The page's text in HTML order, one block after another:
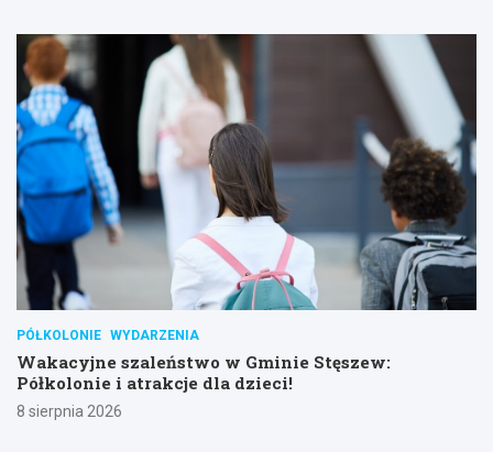
PÓŁKOLONIE WYDARZENIA
Wakacyjne szaleństwo w Gminie Stęszew:
Półkolonie i atrakcje dla dzieci!
8 sierpnia 2026